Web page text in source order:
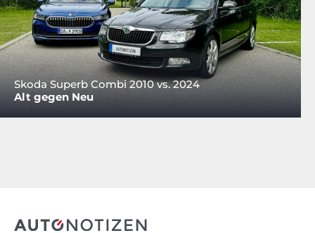
Skoda Superb Combi 2010 vs. 2024
Alt gegen Neu